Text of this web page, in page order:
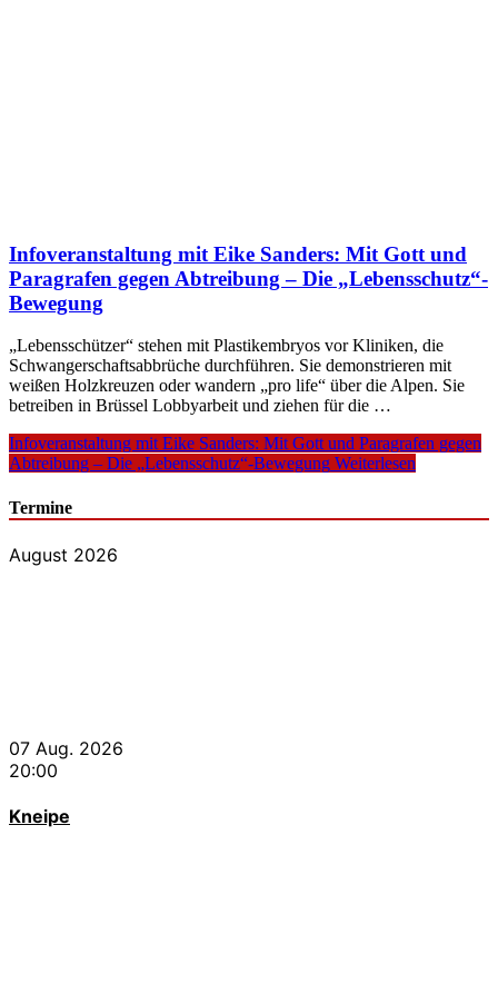
Infoveranstaltung mit Eike Sanders: Mit Gott und
Paragrafen gegen Abtreibung – Die „Lebensschutz“-
Bewegung
„Lebensschützer“ stehen mit Plastikembryos vor Kliniken, die
Schwangerschaftsabbrüche durchführen. Sie demonstrieren mit
weißen Holzkreuzen oder wandern „pro life“ über die Alpen. Sie
betreiben in Brüssel Lobbyarbeit und ziehen für die …
Infoveranstaltung mit Eike Sanders: Mit Gott und Paragrafen gegen
Abtreibung – Die „Lebensschutz“-Bewegung Weiterlesen
Termine
August 2026
07 Aug. 2026
20:00
Kneipe